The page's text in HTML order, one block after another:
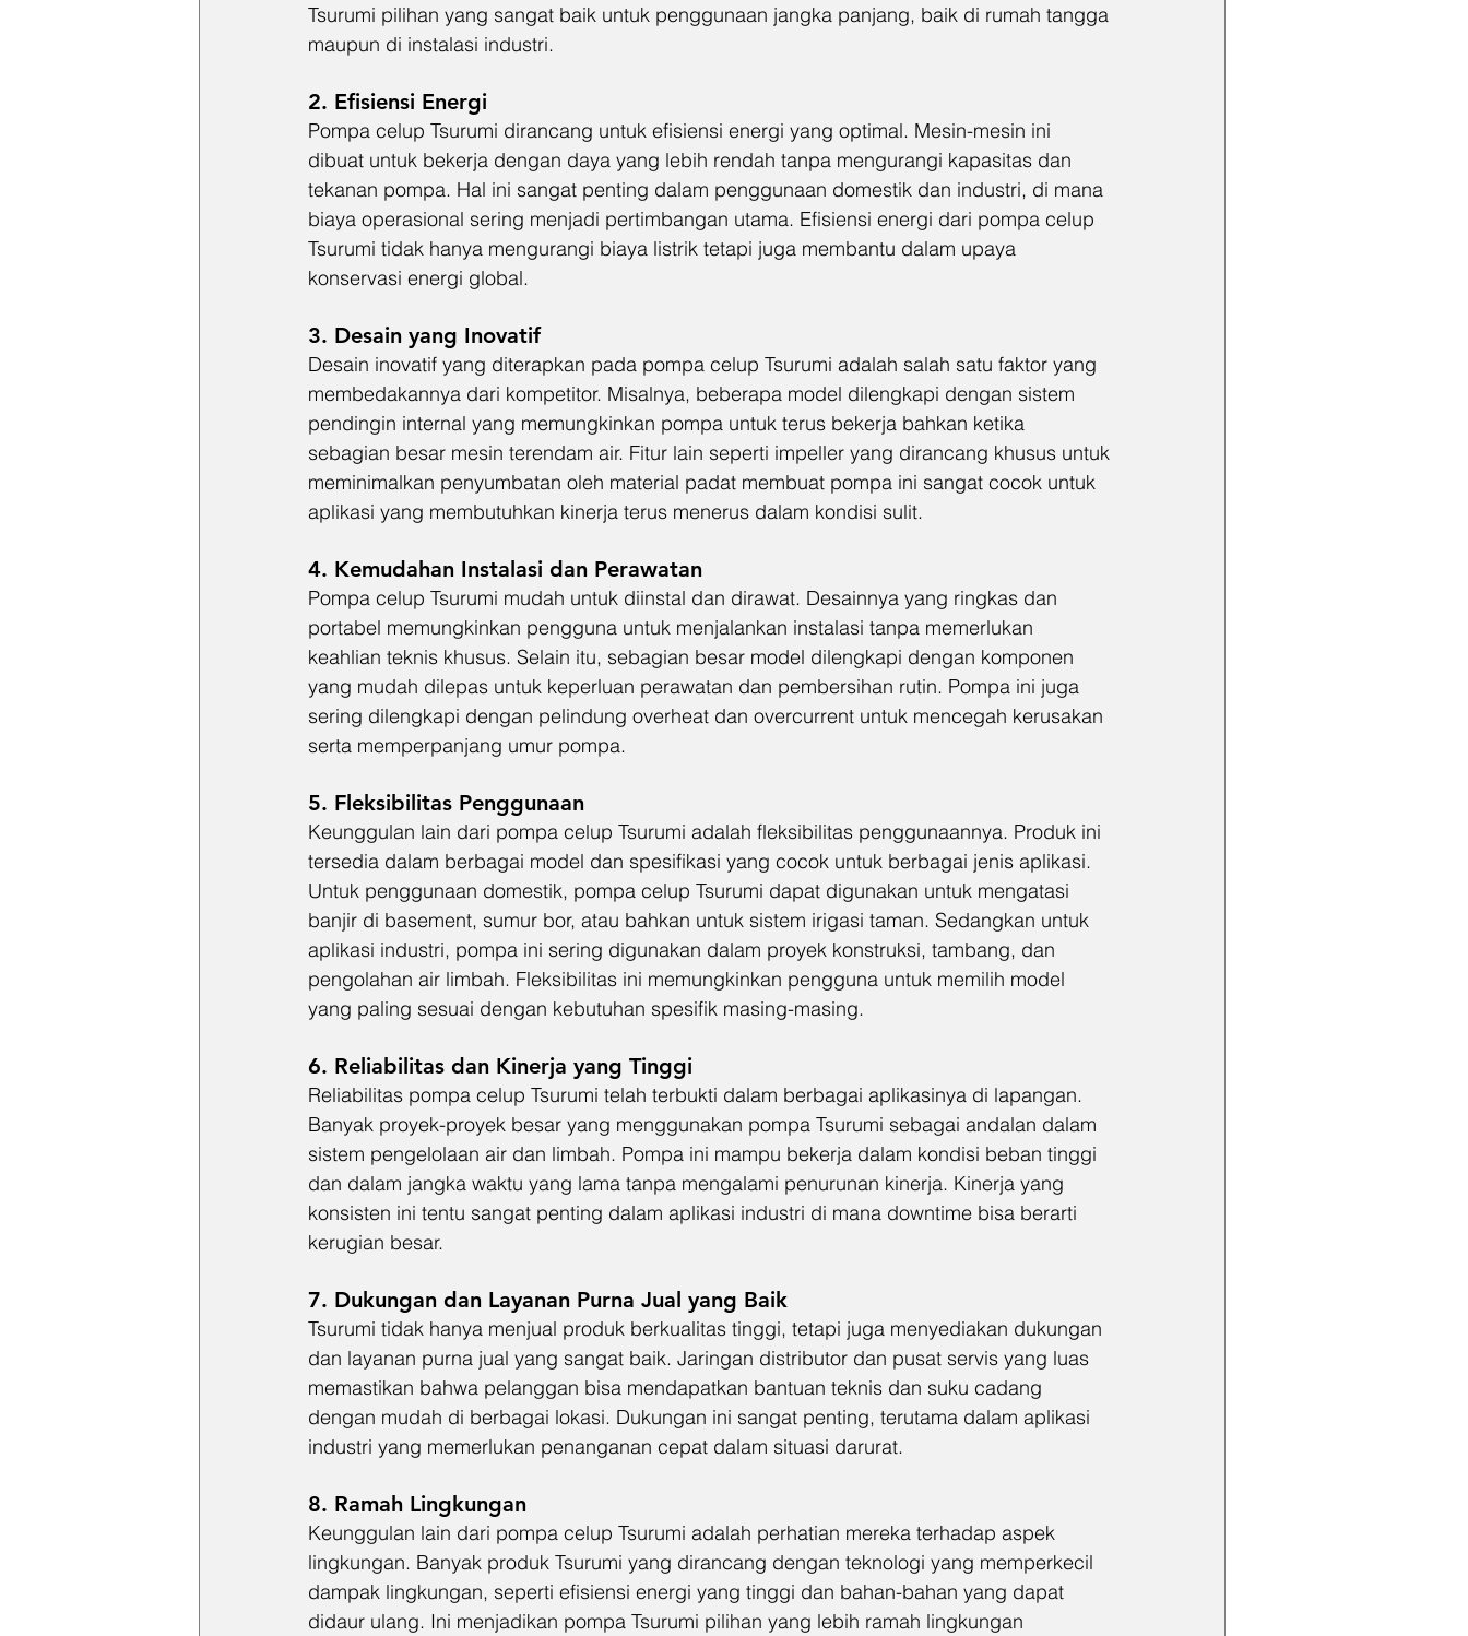
Tsurumi pilihan yang sangat baik untuk penggunaan jangka panjang, baik di rumah tangga
maupun di instalasi industri.
2. Efisiensi Energi
Pompa celup Tsurumi dirancang untuk efisiensi energi yang optimal. Mesin-mesin ini
dibuat untuk bekerja dengan daya yang lebih rendah tanpa mengurangi kapasitas dan
tekanan pompa. Hal ini sangat penting dalam penggunaan domestik dan industri, di mana
biaya operasional sering menjadi pertimbangan utama. Efisiensi energi dari pompa celup
Tsurumi tidak hanya mengurangi biaya listrik tetapi juga membantu dalam upaya
konservasi energi global.
3. Desain yang Inovatif
Desain inovatif yang diterapkan pada pompa celup Tsurumi adalah salah satu faktor yang
membedakannya dari kompetitor. Misalnya, beberapa model dilengkapi dengan sistem
pendingin internal yang memungkinkan pompa untuk terus bekerja bahkan ketika
sebagian besar mesin terendam air. Fitur lain seperti impeller yang dirancang khusus untuk
meminimalkan penyumbatan oleh material padat membuat pompa ini sangat cocok untuk
aplikasi yang membutuhkan kinerja terus menerus dalam kondisi sulit.
4. Kemudahan Instalasi dan Perawatan
Pompa celup Tsurumi mudah untuk diinstal dan dirawat. Desainnya yang ringkas dan
portabel memungkinkan pengguna untuk menjalankan instalasi tanpa memerlukan
keahlian teknis khusus. Selain itu, sebagian besar model dilengkapi dengan komponen
yang mudah dilepas untuk keperluan perawatan dan pembersihan rutin. Pompa ini juga
sering dilengkapi dengan pelindung overheat dan overcurrent untuk mencegah kerusakan
serta memperpanjang umur pompa.
5. Fleksibilitas Penggunaan
Keunggulan lain dari pompa celup Tsurumi adalah fleksibilitas penggunaannya. Produk ini
tersedia dalam berbagai model dan spesifikasi yang cocok untuk berbagai jenis aplikasi.
Untuk penggunaan domestik, pompa celup Tsurumi dapat digunakan untuk mengatasi
banjir di basement, sumur bor, atau bahkan untuk sistem irigasi taman. Sedangkan untuk
aplikasi industri, pompa ini sering digunakan dalam proyek konstruksi, tambang, dan
pengolahan air limbah. Fleksibilitas ini memungkinkan pengguna untuk memilih model
yang paling sesuai dengan kebutuhan spesifik masing-masing.
6. Reliabilitas dan Kinerja yang Tinggi
Reliabilitas pompa celup Tsurumi telah terbukti dalam berbagai aplikasinya di lapangan.
Banyak proyek-proyek besar yang menggunakan pompa Tsurumi sebagai andalan dalam
sistem pengelolaan air dan limbah. Pompa ini mampu bekerja dalam kondisi beban tinggi
dan dalam jangka waktu yang lama tanpa mengalami penurunan kinerja. Kinerja yang
konsisten ini tentu sangat penting dalam aplikasi industri di mana downtime bisa berarti
kerugian besar.
7. Dukungan dan Layanan Purna Jual yang Baik
Tsurumi tidak hanya menjual produk berkualitas tinggi, tetapi juga menyediakan dukungan
dan layanan purna jual yang sangat baik. Jaringan distributor dan pusat servis yang luas
memastikan bahwa pelanggan bisa mendapatkan bantuan teknis dan suku cadang
dengan mudah di berbagai lokasi. Dukungan ini sangat penting, terutama dalam aplikasi
industri yang memerlukan penanganan cepat dalam situasi darurat.
8. Ramah Lingkungan
Keunggulan lain dari pompa celup Tsurumi adalah perhatian mereka terhadap aspek
lingkungan. Banyak produk Tsurumi yang dirancang dengan teknologi yang memperkecil
dampak lingkungan, seperti efisiensi energi yang tinggi dan bahan-bahan yang dapat
didaur ulang. Ini menjadikan pompa Tsurumi pilihan yang lebih ramah lingkungan